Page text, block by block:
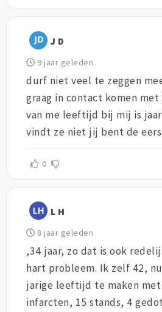
J D
9 jaar geleden
durf niet veel te zeggen
graag in contact komen met
van me leeftijd bij mij is
vindt ze niet jij bent de
0
L H
8 jaar geleden
,34 jaar, zo dat is ook
hart probleem. Ik zelf 42,
jarige leeftijd te maken
infarcten, 15 stands, 4